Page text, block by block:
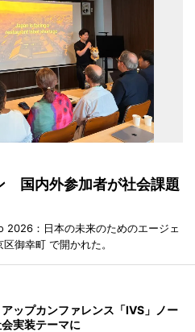
国内外参加者が社会課題
2026：日本の未来のためのエージェ
御幸町 で開かれた。
ップカンファレンス「IVS」ノー
実装テーマに